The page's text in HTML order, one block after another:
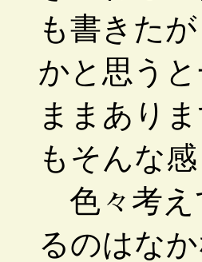
も書きた
かと思う
ままあり
もそんな感
色々考え
るのはな